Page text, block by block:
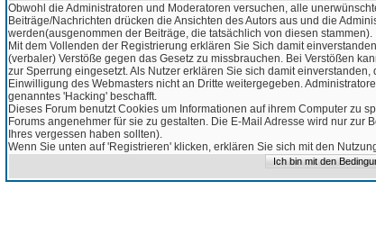
Obwohl die Administratoren und Moderatoren versuchen, alle
Beiträge/Nachrichten drücken die Ansichten des Autors aus und die
werden(ausgenommen der Beiträge, die tatsächlich von diesen stammen).
Mit dem Vollenden der Registrierung erklären Sie Sich damit
(verbaler) Verstöße gegen das Gesetz zu missbrauchen. Bei Verstößen
zur Sperrung eingesetzt. Als Nutzer erklären Sie sich damit
Einwilligung des Webmasters nicht an Dritte weitergegeben.
genanntes 'Hacking' beschafft.
Dieses Forum benutzt Cookies um Informationen auf ihrem Computer zu
Forums angenehmer für sie zu gestalten. Die E-Mail Adresse wird nur
Ihres vergessen haben sollten).
Wenn Sie unten auf 'Registrieren' klicken, erklären Sie sich mit den